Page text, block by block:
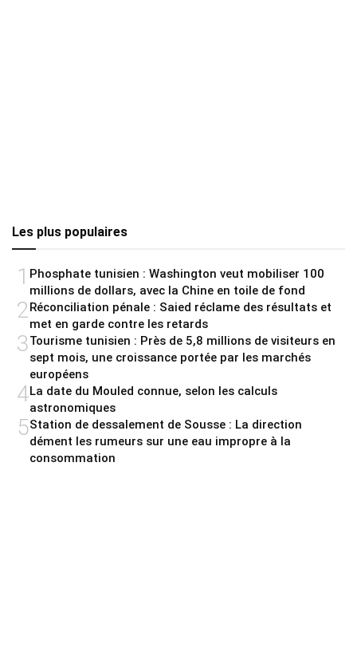
Les plus populaires
1 Phosphate tunisien : Washington veut mobiliser 100
millions de dollars, avec la Chine en toile de fond
2 Réconciliation pénale : Saied réclame des résultats et
met en garde contre les retards
3Tourisme tunisien : Près de 5,8 millions de visiteurs en
sept mois, une croissance portée par les marchés
européens
4La date du Mouled connue, selon les calculs
astronomiques
5Station de dessalement de Sousse : La direction
dément les rumeurs sur une eau impropre à la
consommation